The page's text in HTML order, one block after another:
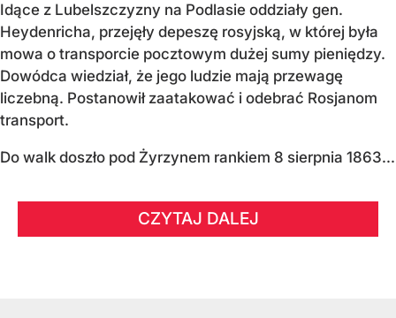
Idące z Lubelszczyzny na Podlasie oddziały gen.
Heydenricha, przejęły depeszę rosyjską, w której była
mowa o transporcie pocztowym dużej sumy pieniędzy.
Dowódca wiedział, że jego ludzie mają przewagę
liczebną. Postanowił zaatakować i odebrać Rosjanom
transport.
Do walk doszło pod Żyrzynem rankiem 8 sierpnia 1863...
CZYTAJ DALEJ